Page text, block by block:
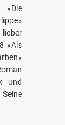
»Als
und